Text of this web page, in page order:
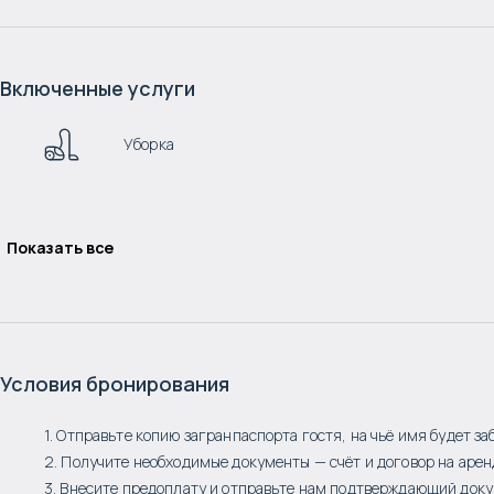
Включенные услуги
Уборка
Показать все
Условия бронирования
1. Отправьте копию загранпаспорта гостя, на чьё имя будет
2. Получите необходимые документы — счёт и договор на
3. Внесите предоплату и отправьте нам подтверждающий